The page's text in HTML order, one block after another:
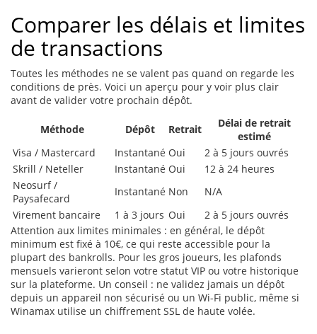
Comparer les délais et limites
de transactions
Toutes les méthodes ne se valent pas quand on regarde les
conditions de près. Voici un aperçu pour y voir plus clair
avant de valider votre prochain dépôt.
Méthode Dépôt Retrait
Délai de retrait
estimé
Visa / Mastercard
Instantané Oui
2 à 5 jours ouvrés
Skrill / Neteller
Instantané Oui
12 à 24 heures
Neosurf /
Paysafecard
Instantané Non
N/A
Virement bancaire
1 à 3 jours Oui
2 à 5 jours ouvrés
Attention aux limites minimales : en général, le dépôt
minimum est fixé à 10€, ce qui reste accessible pour la
plupart des bankrolls. Pour les gros joueurs, les plafonds
mensuels varieront selon votre statut VIP ou votre historique
sur la plateforme. Un conseil : ne validez jamais un dépôt
depuis un appareil non sécurisé ou un Wi-Fi public, même si
Winamax utilise un chiffrement SSL de haute volée.